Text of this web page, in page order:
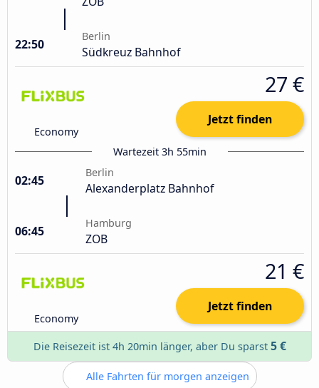
22:50
Berlin
Südkreuz Bahnhof
Economy
27 €
Jetzt finden
Wartezeit 3h 55min
02:45
Berlin
Alexanderplatz Bahnhof
06:45
Hamburg
ZOB
Economy
21 €
Jetzt finden
Die Reisezeit ist 4h 20min länger, aber Du sparst 5 €
Alle Fahrten für morgen anzeigen